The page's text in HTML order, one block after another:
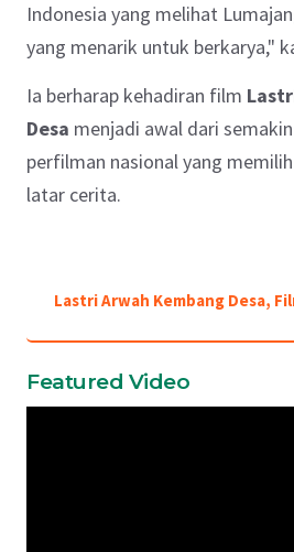
Indonesia yang melihat
yang menarik untuk berkarya,"
Ia berharap kehadiran film
Desa menjadi awal dari
perfilman nasional yang
latar cerita.
Lastri Arwah Kembang Desa,
Featured Video